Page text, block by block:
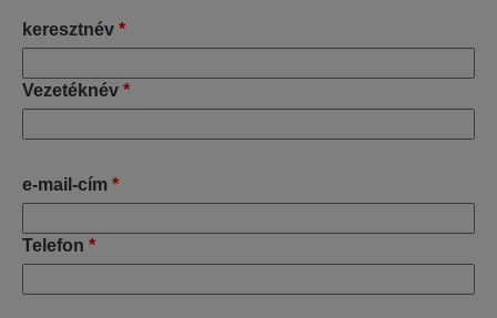
keresztnév *
Vezetéknév *
e-mail-cím *
Telefon *